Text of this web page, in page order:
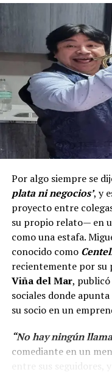
Por algo siempre se
plata ni negocios’, y
proyecto entre
su propio relato— en
como una estafa.
conocido como
recientemente por
Viña del Mar,
sociales donde
su socio en un
“No hay ningún
comediante en un
entre sus